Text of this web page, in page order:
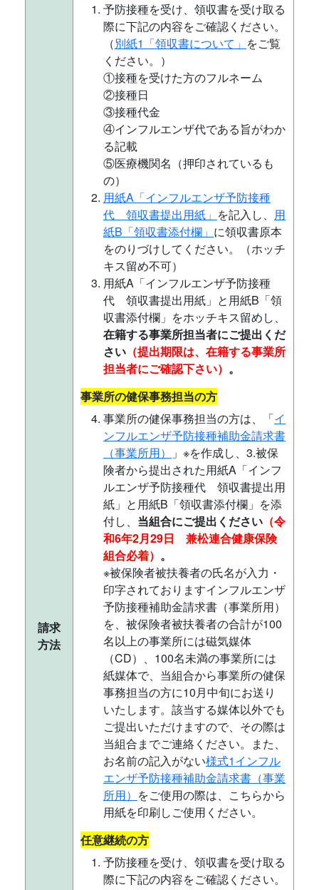
請求
方法
予防接種を受け、領収書を受け取る
際に下記の内容をご確認ください。
（別紙1「領収書について」 をご覧
ください。）
①接種を受けた方のフルネーム
②接種日
③接種代金
④インフルエンザ代である旨がわか
る記載
⑤医療機関名（押印されているも
の）
用紙A「インフルエンザ予防接種
代 領収書提出用紙」 を記入し、 用
紙B「領収書添付欄」 に領収書原本
をのりづけしてください。（ホッチ
キス留め不可）
用紙A「インフルエンザ予防接種
代 領収書提出用紙」と用紙B「領
収書添付欄」をホッチキス留めし、
在籍する事業所担当者にご提出くだ
さい （提出期限は、在籍する事業所
担当者にご確認下さい） 。
事業所の健保事務担当の方
事業所の健保事務担当の方は、「イ
ンフルエンザ予防接種補助金請求書
（事業所用）
」※を作成し、3.被保
険者から提出された用紙A「インフ
ルエンザ予防接種代 領収書提出用
紙」と用紙B「領収書添付欄」を添
付し、 当組合にご提出ください （令
和6年2月29日 兼松連合健康保険
組合必着） 。
※被保険者被扶養者の氏名が入力・
印字されておりますインフルエンザ
予防接種補助金請求書（事業所用）
を、被保険者被扶養者の合計が100
名以上の事業所には磁気媒体
（CD）、100名未満の事業所には
紙媒体で、当組合から事業所の健保
事務担当の方に10月中旬にお送り
いたします。該当する媒体以外でも
ご提出いただけますので、その際は
当組合までご連絡ください。また、
お名前の記入がない様式1インフル
エンザ予防接種補助金請求書（事業
所用） をご使用の際は、こちらから
用紙を印刷しご使用ください。
任意継続の方
予防接種を受け、領収書を受け取る
際に下記の内容をご確認ください。